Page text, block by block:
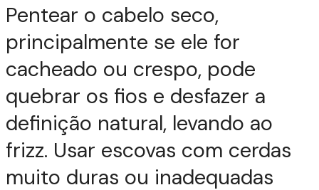
Pentear o cabelo seco,
principalmente se ele for
cacheado ou crespo, pode
quebrar os fios e desfazer a
definição natural, levando ao
frizz. Usar escovas com cerdas
muito duras ou inadequadas